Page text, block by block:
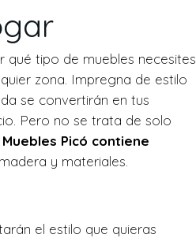
tipo de muebles necesites,
zona. Impregna de estilo
se convertirán en tus
Pero no se trata de solo
Picó contiene
y materiales.
el estilo que quieras